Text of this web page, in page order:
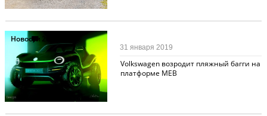
Новости 26
Volkswagen возродит пляжный багги на
платформе MEB
31 января 2019